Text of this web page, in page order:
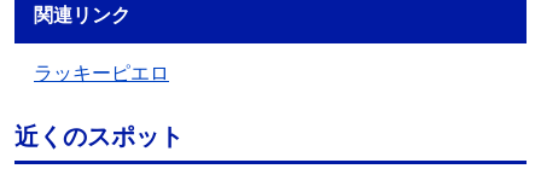
関連リンク
ラッキーピエロ
近くのスポット